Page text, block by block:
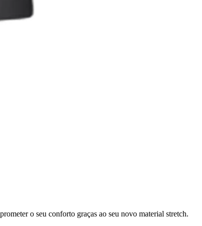
o seu conforto graças ao seu novo material stretch.